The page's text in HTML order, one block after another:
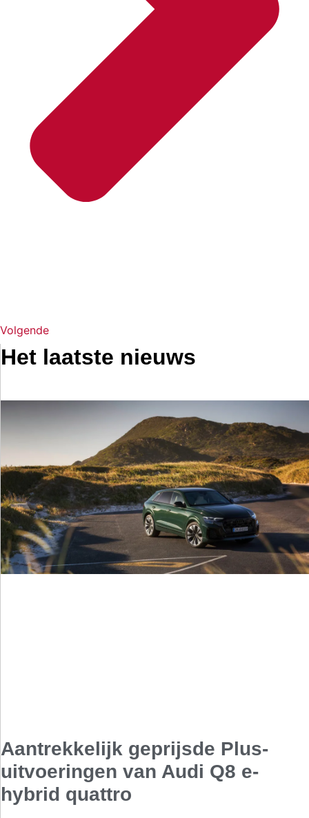
Volgende
Het laatste nieuws
Aantrekkelijk geprijsde Plus-
uitvoeringen van Audi Q8 e-
hybrid quattro